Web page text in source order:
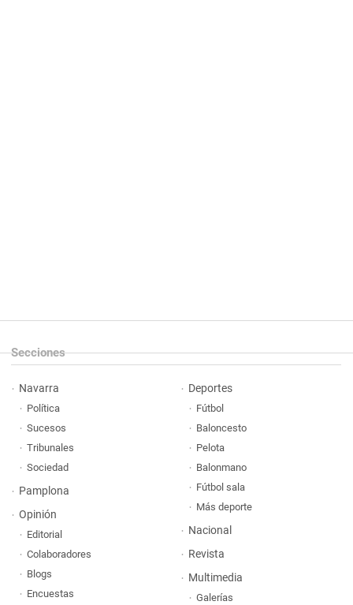
Secciones
Navarra
Política
Sucesos
Tribunales
Sociedad
Pamplona
Opinión
Editorial
Colaboradores
Blogs
Encuestas
Deportes
Fútbol
Baloncesto
Pelota
Balonmano
Fútbol sala
Más deporte
Nacional
Revista
Multimedia
Galerías